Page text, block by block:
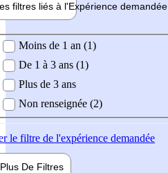
filtres liés à l'Expérience demandée
demandée
Moins de 1 an (1)
De 1 à 3 ans (1)
Plus de 3 ans
Non renseignée (2)
le filtre de l'expérience demandée
Plus De Filtres